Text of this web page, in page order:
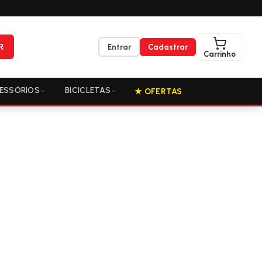
Entrar
Cadastrar
Carrinho
BICICLETAS ★ OFERTAS